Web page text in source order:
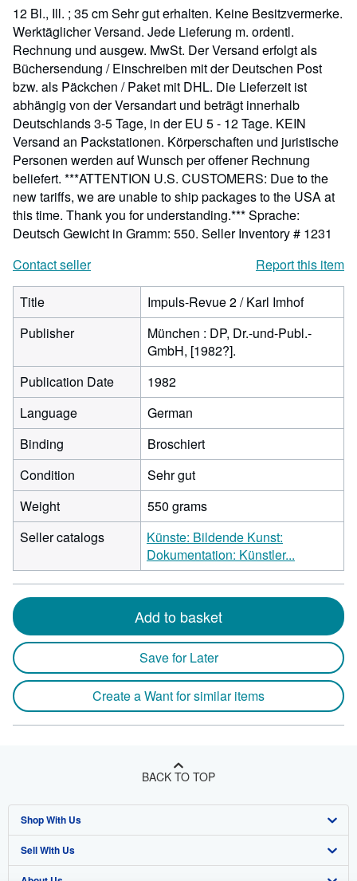
stars
12 Bl., Ill. ; 35 cm Sehr gut erhalten. Keine Besitzvermerke.
Werktäglicher Versand. Jede Lieferung m. ordentl.
Rechnung und ausgew. MwSt. Der Versand erfolgt als
Büchersendung / Einschreiben mit der Deutschen Post
bzw. als Päckchen / Paket mit DHL. Die Lieferzeit ist
abhängig von der Versandart und beträgt innerhalb
Deutschlands 3-5 Tage, in der EU 5 - 12 Tage. KEIN
Versand an Packstationen. Körperschaften und juristische
Personen werden auf Wunsch per offener Rechnung
beliefert. ***ATTENTION U.S. CUSTOMERS: Due to the
new tariffs, we are unable to ship packages to the USA at
this time. Thank you for understanding.*** Sprache:
Deutsch Gewicht in Gramm: 550. Seller Inventory # 1231
Contact seller
Report this item
Title
Impuls-Revue 2 / Karl Imhof
Publisher
München : DP, Dr.-und-Publ.-
GmbH, [1982?].
Publication Date
1982
Language
German
Binding
Broschiert
Condition
Sehr gut
Weight
550 grams
Seller catalogs
Künste: Bildende Kunst:
Dokumentation: Künstler...
Add to basket
Save for Later
Create a Want for similar items
BACK TO TOP
Shop With Us
Advanced Search
Sell With Us